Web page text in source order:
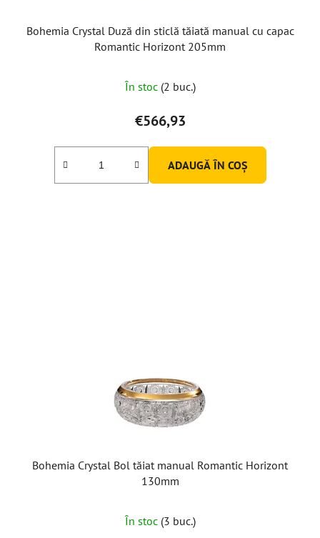
Bohemia Crystal Duză din sticlă tăiată manual cu capac
Romantic Horizont 205mm
În stoc (2 buc.)
€566,93
ADAUGĂ ÎN COŞ
Bohemia Crystal Bol tăiat manual Romantic Horizont
130mm
În stoc (3 buc.)